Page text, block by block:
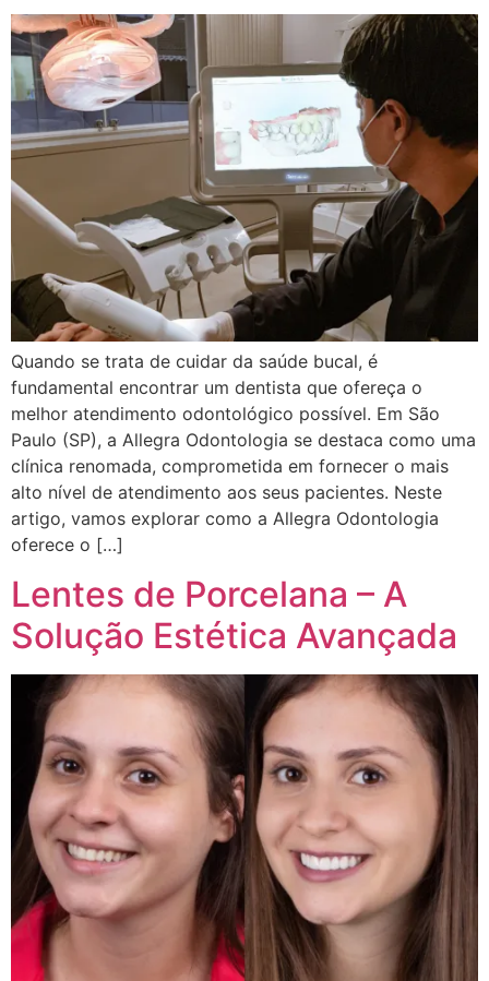
Quando se trata de cuidar da saúde bucal, é
fundamental encontrar um dentista que ofereça o
melhor atendimento odontológico possível. Em São
Paulo (SP), a Allegra Odontologia se destaca como uma
clínica renomada, comprometida em fornecer o mais
alto nível de atendimento aos seus pacientes. Neste
artigo, vamos explorar como a Allegra Odontologia
oferece o […]
Lentes de Porcelana – A
Solução Estética Avançada